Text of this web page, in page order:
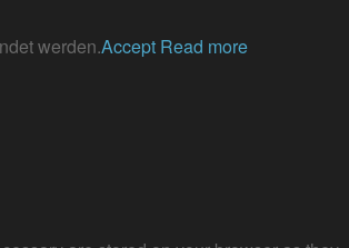
werden.Accept Read more